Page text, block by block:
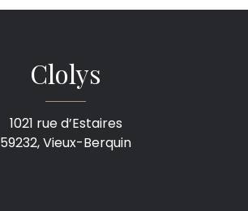
Clolys
1021 rue d’Estaires
59232, Vieux-Berquin